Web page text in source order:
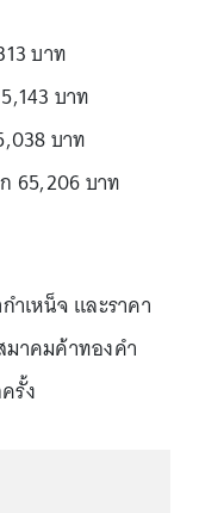
บาท
บาท
บาท
65,206 บาท
ำเหน็จ และราคา
มาคมค้าทองคำ
รั้ง